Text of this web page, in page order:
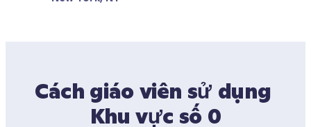
Cách giáo viên sử dụng
Khu vực số 0